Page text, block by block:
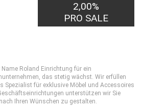
2,00%
PRO SALE
Roland Einrichtung für ein
das stetig wächst. Wir erfüllen
Spezialist für exklusive Möbel und Accessoires
unterstützen wir Sie
Ihren Wünschen zu gestalten.